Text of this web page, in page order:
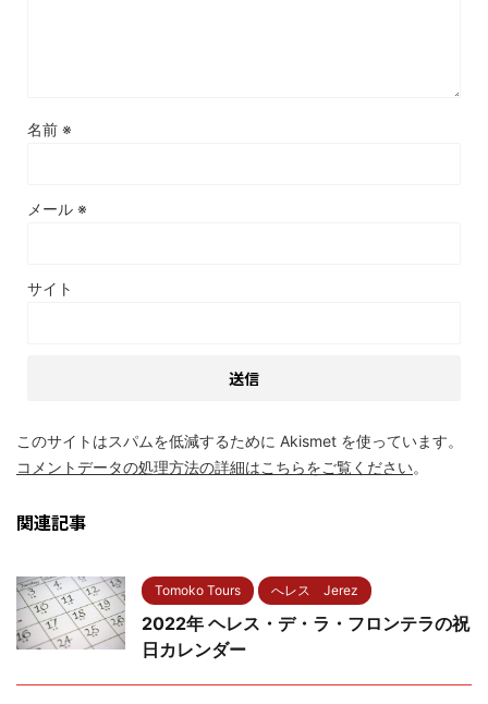
名前 ※
メール ※
サイト
このサイトはスパムを低減するために Akismet を使っています。
コメントデータの処理方法の詳細はこちらをご覧ください。
関連記事
Tomoko Tours へレス Jerez
2022年 ヘレス・デ・ラ・フロンテラの祝
日カレンダー